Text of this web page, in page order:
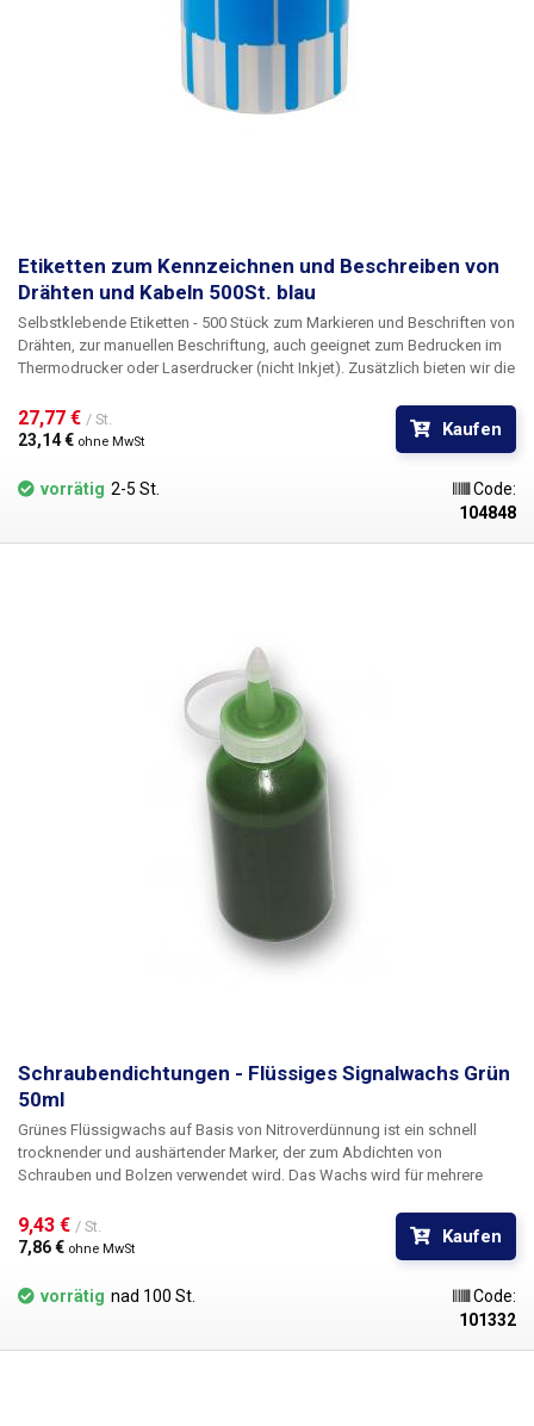
Etiketten zum Kennzeichnen und Beschreiben von
Drähten und Kabeln 500St. blau
Selbstklebende Etiketten - 500 Stück zum Markieren und Beschriften von
Drähten, zur manuellen Beschriftung, auch geeignet zum Bedrucken im
Thermodrucker oder Laserdrucker (nicht Inkjet). Zusätzlich bieten wir die
der Nummerierung. Für Informationen über die Bedruckung kontaktieren
Sie bitte unsere Verkaufsabteilung
. Idealfür die
Kennzeichnung von Kabeln in Schaltschränken und Verteilerkästenzur
einfachen Identifizierung der einzelnen Kabel. Zur besseren
Identifizierung der Kabel sind die Etiketten in fünf verschiedenen Farben
einem Permanentmarker, verschiedenen CD-Markern, Tinten-
verwendet werden, jedoch muss eine geringere Klebekraft
Abmessungen:
30mm Menge: 500Stück
27,77 € / St.
23,14 € ohne MwSt
Kaufen
vorrätig 2-5 St.
Code:
104848
Schraubendichtungen - Flüssiges Signalwachs Grün
50ml
Grünes Flüssigwachs auf Basis von Nitroverdünnung ist ein schnell
trocknender und aushärtender Marker, der zum Abdichten von
Schrauben und Bolzen verwendet wird. Das Wachs wird für mehrere
Schrauben zu verhindern. Es dient auch als Sicherungsmittel, um das
spontane Lösen von Schrauben für mechanische und elektronische
Tischgeräte zu verhindern. Darüber hinaus kann es als Markierung für
Schrauben verwendet werden, die für den Betrieb und die Wartung des
Geräts wichtig sind.
9,43 € / St.
7,86 € ohne MwSt
Kaufen
vorrätig nad 100 St.
Code:
101332